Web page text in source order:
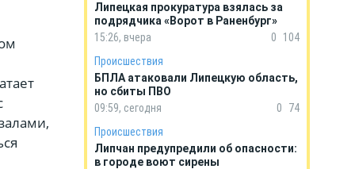
Липецкая прокуратура взялась за
подрядчика «Ворот в Раненбург»
15:26, вчера
0
104
Происшествия
БПЛА атаковали Липецкую область,
но сбиты ПВО
09:59, сегодня
0
74
Происшествия
Липчан предупредили об опасности:
в городе воют сирены